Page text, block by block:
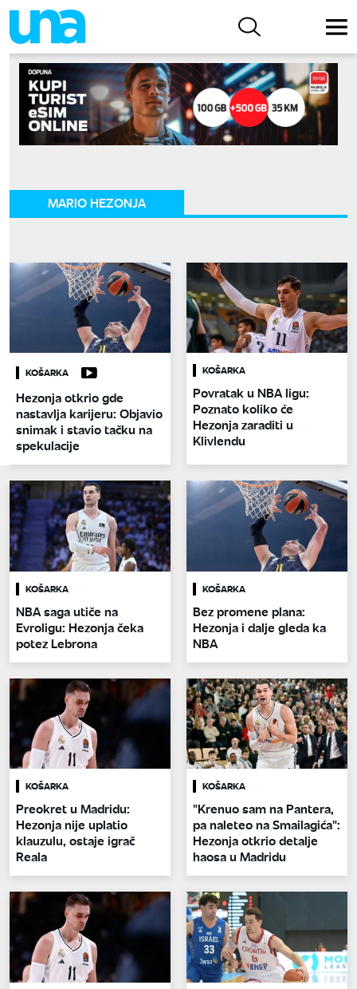
MARIO HEZONJA
KOŠARKA
Hezonja otkrio gde
nastavlja karijeru: Objavio
snimak i stavio tačku na
spekulacije
KOŠARKA
Povratak u NBA ligu:
Poznato koliko će
Hezonja zaraditi u
Klivlendu
KOŠARKA
NBA saga utiče na
Evroligu: Hezonja čeka
potez Lebrona
KOŠARKA
Bez promene plana:
Hezonja i dalje gleda ka
NBA
KOŠARKA
Preokret u Madridu:
Hezonja nije uplatio
klauzulu, ostaje igrač
Reala
KOŠARKA
"Krenuo sam na Pantera,
pa naleteo na Smailagića":
Hezonja otkrio detalje
haosa u Madridu